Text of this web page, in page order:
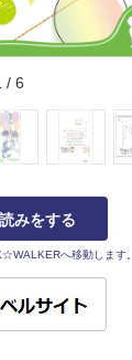
/ 6
みをする
へ移動します。